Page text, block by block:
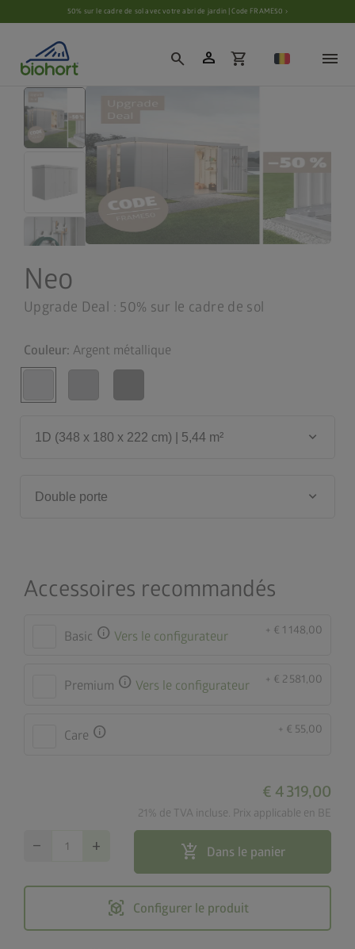
Paramètres des cookies50% sur le cadre de sol avec votre abri de jardin | Code FRAME50 ›
search person shopping_cart
Neo
Upgrade Deal : 50% sur le cadre de sol
Couleur: Argent métallique
1D (348 x 180 x 222 cm) | 5,44 m² keyboard_arrow_down
Double porte keyboard_arrow_down
Accessoires recommandés
Basic info Vers le configurateur + € 1 148,00
Premium info Vers le configurateur + € 2 581,00
Care info + € 55,00
€ 4 319,00
21% de TVA incluse. Prix applicable en BE
remove add add_shopping_cart Dans le panier
view_in_ar Configurer le produit